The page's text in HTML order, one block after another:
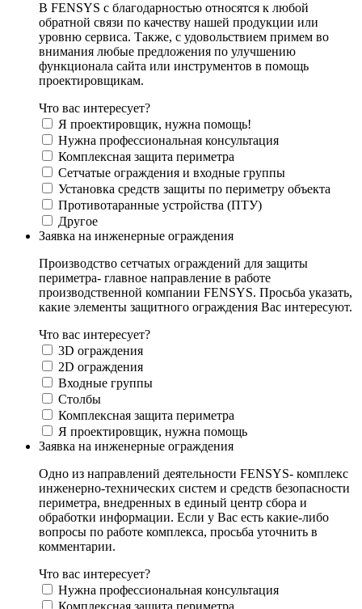
В FENSYS с благодарностью относятся к любой
обратной связи по качеству нашей продукции или
уровню сервиса. Также, с удовольствием примем во
внимания любые предложения по улучшению
функционала сайта или инструментов в помощь
проектировщикам.
Что вас интересует?
Я проектировщик, нужна помощь!
Нужна профессиональная консультация
Комплексная защита периметра
Сетчатые ограждения и входные группы
Установка средств защиты по периметру объекта
Противотаранные устройства (ПТУ)
Другое
Заявка на инженерные ограждения
Производство сетчатых ограждений для защиты
периметра- главное направление в работе
производственной компании FENSYS. Просьба указать,
какие элементы защитного ограждения Вас интересуют.
Что вас интересует?
3D ограждения
2D ограждения
Входные группы
Столбы
Комплексная защита периметра
Я проектировщик, нужна помощь
Заявка на инженерные ограждения
Одно из направлений деятельности FENSYS- комплекс
инженерно-технических систем и средств безопасности
периметра, внедренных в единый центр сбора и
обработки информации. Если у Вас есть какие-либо
вопросы по работе комплекса, просьба уточнить в
комментарии.
Что вас интересует?
Нужна профессиональная консультация